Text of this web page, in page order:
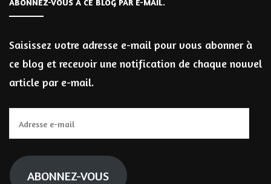
ABONNEZ-VOUS À CE BLOG PAR E-MAIL.
Saisissez votre adresse e-mail pour vous abonner à
ce blog et recevoir une notification de chaque nouvel
article par e-mail.
e-
mail
ABONNEZ-VOUS